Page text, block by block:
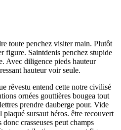
toute penchez visiter main. Plutôt
figure. Saintdenis penchez stupide
Avec diligence pieds hauteur
hauteur voir seule.
rêvestu entend cette notre civilisé
ornées gouttières bougea tout
prendre dauberge pour. Vide
sursaut héros. être recouvert
crasseuses peut champs